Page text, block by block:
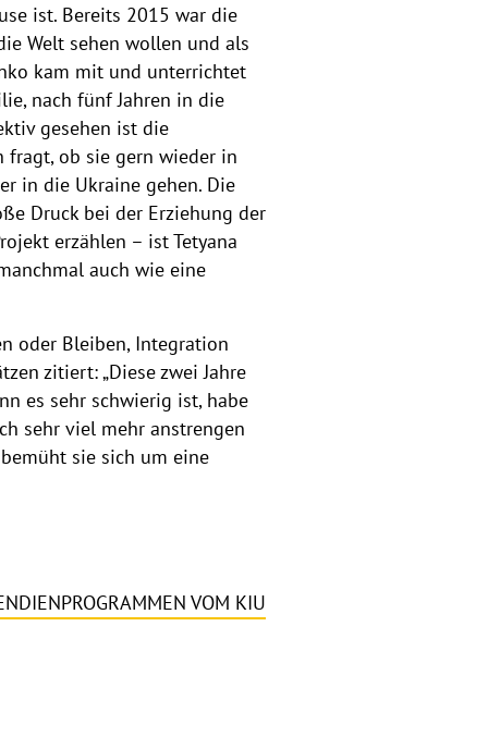
ist. Bereits 2015 war die
Welt sehen wollen und als
kam mit und unterrichtet
nach fünf Jahren in die
gesehen ist die
fragt, ob sie gern wieder in
in die Ukraine gehen. Die
Druck bei der Erziehung der
erzählen – ist Tetyana
auch wie eine
oder Bleiben, Integration
zitiert: „Diese zwei Jahre
es sehr schwierig ist, habe
sehr viel mehr anstrengen
sie sich um eine
VOM KIU